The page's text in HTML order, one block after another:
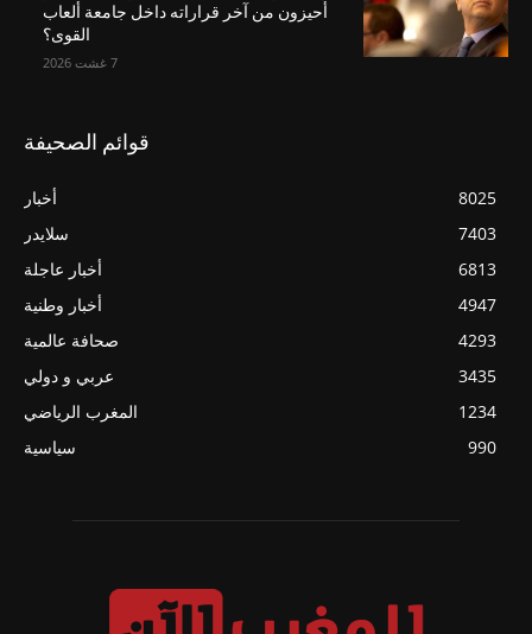
أحيزون من آخر قراراته داخل جامعة ألعاب
القوى؟
7 غشت 2026
قوائم الصحيفة
أخبار
8025
سلايدر
7403
أخبار عاجلة
6813
أخبار وطنية
4947
صحافة عالمية
4293
عربي و دولي
3435
المغرب الرياضي
1234
سياسية
990